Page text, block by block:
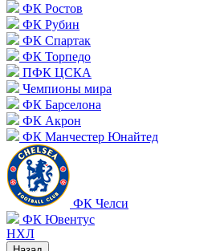
ФК Ростов
ФК Рубин
ФК Спартак
ФК Торпедо
ПФК ЦСКА
Чемпионы мира
ФК Барселона
ФК Акрон
ФК Манчестер Юнайтед
ФК Челси
ФК Ювентус
НХЛ